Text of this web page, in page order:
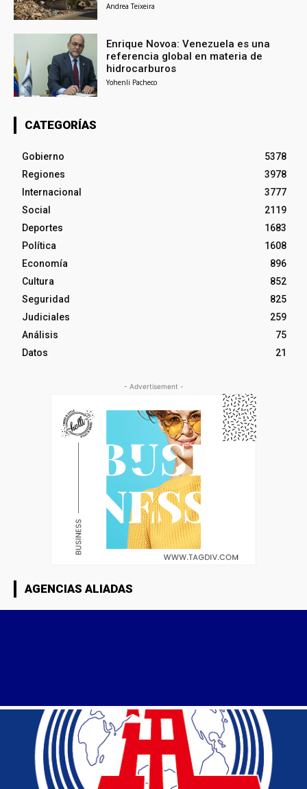
Andrea Teixeira
Enrique Novoa: Venezuela es una
referencia global en materia de
hidrocarburos
Yohenli Pacheco
CATEGORÍAS
Gobierno
5378
Regiones
3978
Internacional
3777
Social
2119
Deportes
1683
Política
1608
Economía
896
Cultura
852
Seguridad
825
Judiciales
259
Análisis
75
Datos
21
- Advertisement -
AGENCIAS ALIADAS